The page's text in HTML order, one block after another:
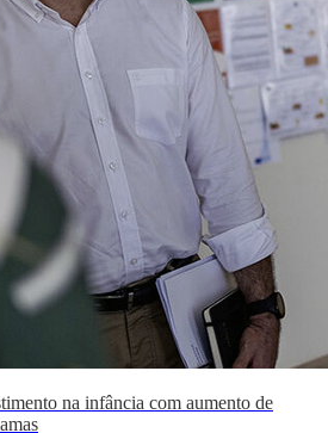
na infância com aumento de